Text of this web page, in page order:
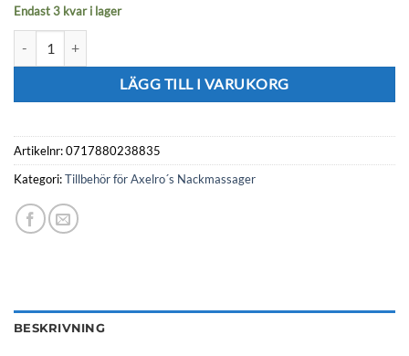
Endast 3 kvar i lager
LÄGG TILL I VARUKORG
Artikelnr:0717880238835
Kategori:Tillbehör för Axelro´s Nackmassager
BESKRIVNING